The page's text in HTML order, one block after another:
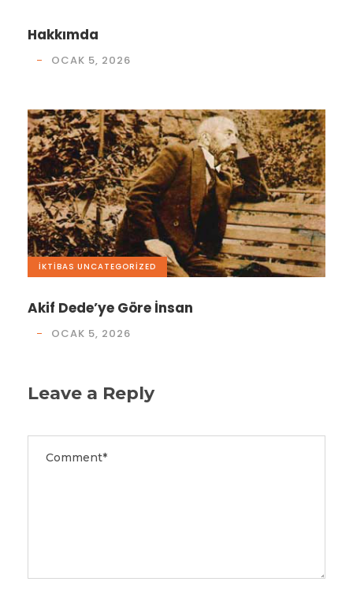
Hakkımda
OCAK 5, 2026
İKTIBAS,UNCATEGORIZED
Akif Dede’ye Göre İnsan
OCAK 5, 2026
Leave a Reply